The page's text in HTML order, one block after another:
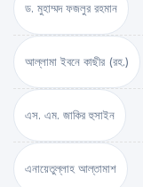
ড. মুহাম্মদ ফজলুর রহমান
আল্লামা ইবনে কাছীর (রহ.)
এস. এম. জাকির হুসাইন
এনায়েতুল্লাহ আল্‌তামাশ